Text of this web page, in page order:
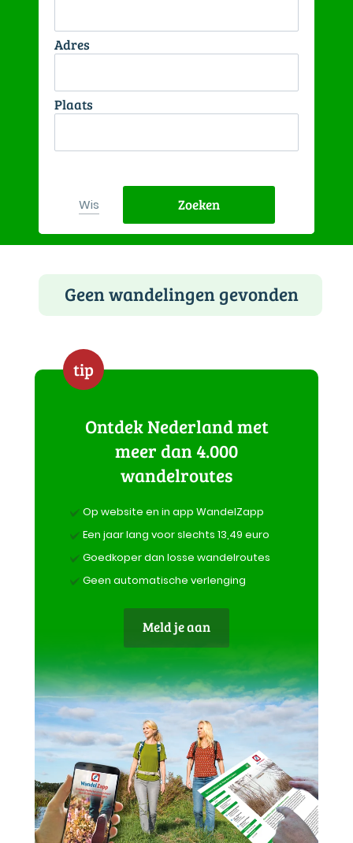
Adres
Plaats
Wis Zoeken
Geen wandelingen gevonden
tip
Ontdek Nederland met
meer dan 4.000
wandelroutes
Op website en in app WandelZapp
Een jaar lang voor slechts 13,49 euro
Goedkoper dan losse wandelroutes
Geen automatische verlenging
Meld je aan